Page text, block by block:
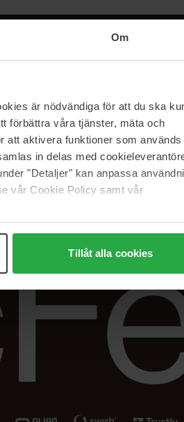
Om
är nödvändiga för att du ska
förbättra våra tjänster, mäta och
att aktivera funktioner som används
in delas med
"Detaljer" kan anpassa
vår Cookie Policy samt vår
Tillåt alla cookies
min beställning
&
Följ oss
Facebook
Instagram
Linkedin